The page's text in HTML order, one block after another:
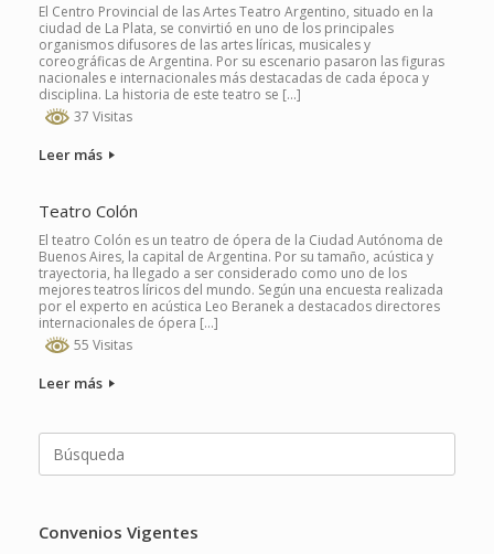
El Centro Provincial de las Artes Teatro Argentino, situado en la
ciudad de La Plata, se convirtió en uno de los principales
organismos difusores de las artes líricas, musicales y
coreográficas de Argentina. Por su escenario pasaron las figuras
nacionales e internacionales más destacadas de cada época y
disciplina. La historia de este teatro se […]
37 Visitas
Leer más
Teatro Colón
El teatro Colón es un teatro de ópera de la Ciudad Autónoma de
Buenos Aires, la capital de Argentina. Por su tamaño, acústica y
trayectoria, ha llegado a ser considerado como uno de los
mejores teatros líricos del mundo. Según una encuesta realizada
por el experto en acústica Leo Beranek a destacados directores
internacionales de ópera […]
55 Visitas
Leer más
Convenios Vigentes